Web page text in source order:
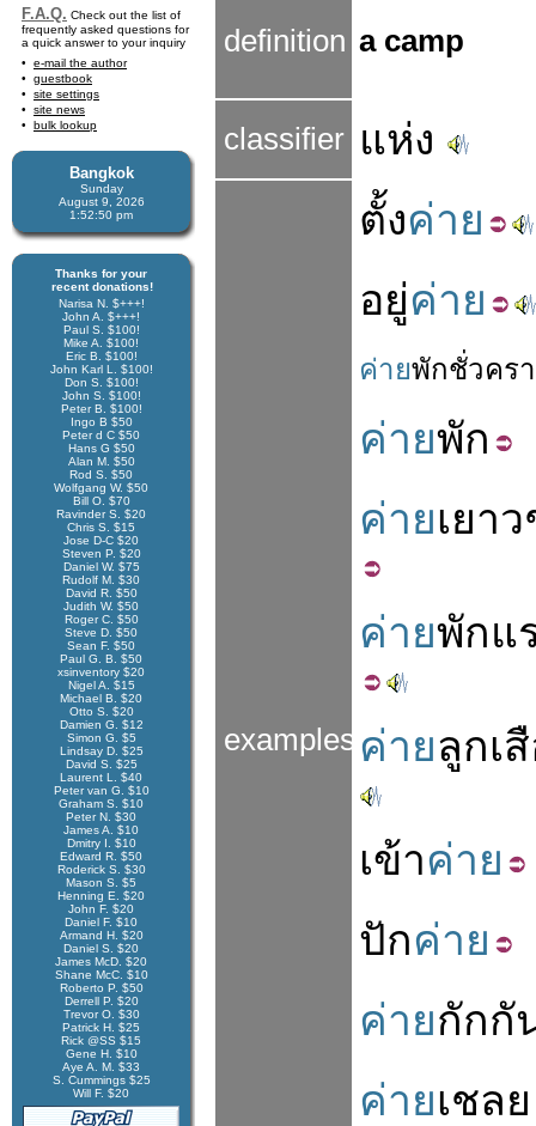
F.A.Q. Check out the list of
frequently asked questions for
a quick answer to your inquiry
e-mail the author
guestbook
site settings
site news
bulk lookup
Bangkok
Sunday
August 9, 2026
1:52:51 pm
Thanks for your
recent donations!
Narisa N. $+++!
John A. $+++!
Paul S. $100!
Mike A. $100!
Eric B. $100!
John Karl L. $100!
Don S. $100!
John S. $100!
Peter B. $100!
Ingo B $50
Peter d C $50
Hans G $50
Alan M. $50
Rod S. $50
Wolfgang W. $50
Bill O. $70
Ravinder S. $20
Chris S. $15
Jose D-C $20
Steven P. $20
Daniel W. $75
Rudolf M. $30
David R. $50
Judith W. $50
Roger C. $50
Steve D. $50
Sean F. $50
Paul G. B. $50
xsinventory $20
Nigel A. $15
Michael B. $20
Otto S. $20
Damien G. $12
Simon G. $5
Lindsay D. $25
David S. $25
Laurent L. $40
Peter van G. $10
Graham S. $10
Peter N. $30
James A. $10
Dmitry I. $10
Edward R. $50
Roderick S. $30
Mason S. $5
Henning E. $20
John F. $20
Daniel F. $10
Armand H. $20
Daniel S. $20
James McD. $20
Shane McC. $10
Roberto P. $50
Derrell P. $20
Trevor O. $30
Patrick H. $25
Rick @SS $15
Gene H. $10
Aye A. M. $33
S. Cummings $25
Will F. $20
definition a camp
classifier แห่ง
examples
ตั้งค่าย
อยู่ค่าย
ค่ายพักชั่วคร
ค่ายพัก
ค่ายเยา
ค่ายพักแ
ค่ายลูกเ
เข้าค่าย
ปักค่าย
ค่ายกักกั
ค่ายเชลย